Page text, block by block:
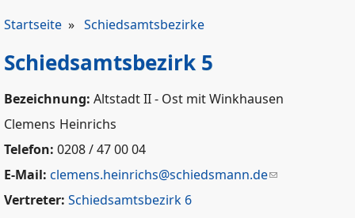
Startseite » Schiedsamtsbezirke
Schiedsamtsbezirk 5
Bezeichnung: Altstadt II - Ost mit Winkhausen
Clemens Heinrichs
Telefon: 0208 / 47 00 04
E-Mail: clemens.heinrichs@schiedsmann.de
Vertreter: Schiedsamtsbezirk 6